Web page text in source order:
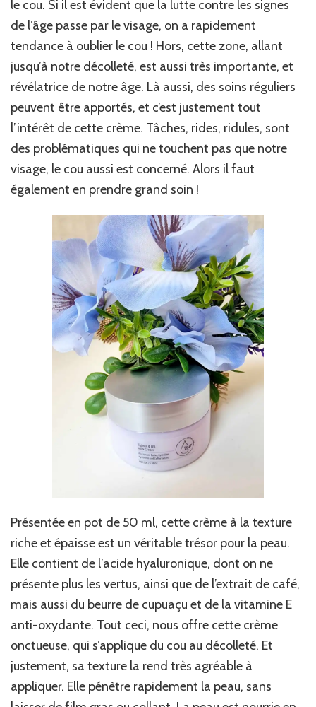
le cou. Si il est évident que la lutte contre les signes
de l’âge passe par le visage, on a rapidement
tendance à oublier le cou ! Hors, cette zone, allant
jusqu’à notre décolleté, est aussi très importante, et
révélatrice de notre âge. Là aussi, des soins réguliers
peuvent être apportés, et c’est justement tout
l’intérêt de cette crème. Tâches, rides, ridules, sont
des problématiques qui ne touchent pas que notre
visage, le cou aussi est concerné. Alors il faut
également en prendre grand soin !
Présentée en pot de 50 ml, cette crème à la texture
riche et épaisse est un véritable trésor pour la peau.
Elle contient de l’acide hyaluronique, dont on ne
présente plus les vertus, ainsi que de l’extrait de café,
mais aussi du beurre de cupuaçu et de la vitamine E
anti-oxydante. Tout ceci, nous offre cette crème
onctueuse, qui s’applique du cou au décolleté. Et
justement, sa texture la rend très agréable à
appliquer. Elle pénètre rapidement la peau, sans